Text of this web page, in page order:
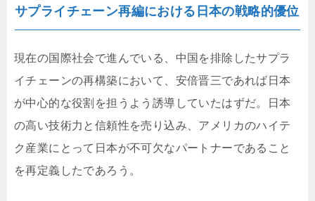
サプライチェーン再編における日本の戦略的優位
現在の国際社会で進んでいる、中国を排除したサプラ
イチェーンの再構築において、安倍晋三であれば日本
が中心的な役割を担うよう誘導していたはずだ。日本
の高い技術力と信頼性を売り込み、アメリカのハイテ
ク産業にとって日本が不可欠なパートナーであること
を再定義したであろう。